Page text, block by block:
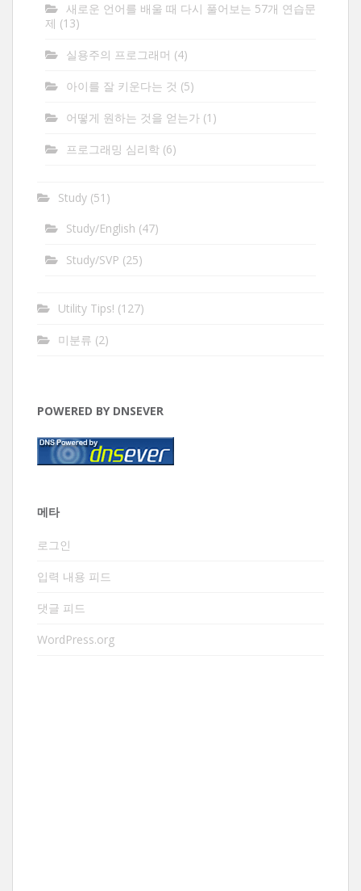
새로운 언어를 배울 때 다시 풀어보는 57개 연습문
제 (13)
실용주의 프로그래머 (4)
아이를 잘 키운다는 것 (5)
어떻게 원하는 것을 얻는가 (1)
프로그래밍 심리학 (6)
Study (51)
Study/English (47)
Study/SVP (25)
Utility Tips! (127)
미분류 (2)
POWERED BY DNSEVER
메타
로그인
입력 내용 피드
댓글 피드
WordPress.org